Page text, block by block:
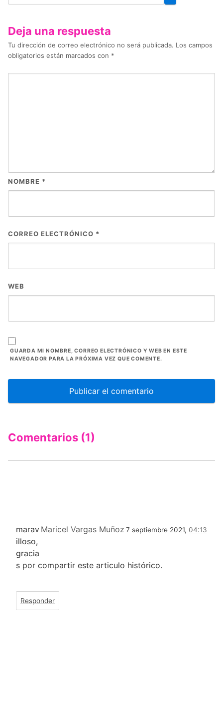
Deja una respuesta
Tu dirección de correo electrónico no será publicada. Los campos
obligatorios están marcados con *
NOMBRE *
CORREO ELECTRÓNICO *
WEB
GUARDA MI NOMBRE, CORREO ELECTRÓNICO Y WEB EN ESTE
NAVEGADOR PARA LA PRÓXIMA VEZ QUE COMENTE.
Comentarios (1)
Maricel Vargas Muñoz 7 septiembre 2021, 04:13
marav
illoso,
gracia
s por compartir este articulo histórico.
Responder